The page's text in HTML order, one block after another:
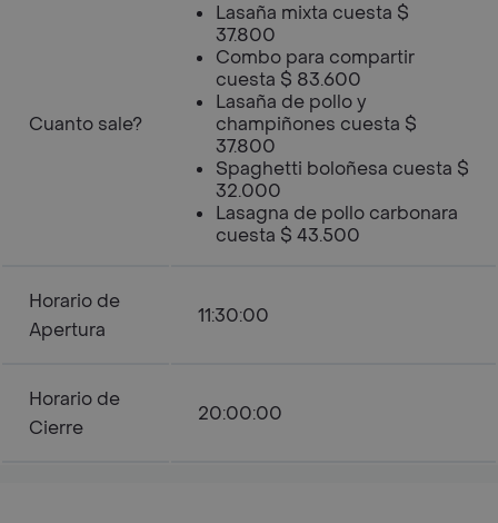
Cuanto sale?
Lasaña mixta cuesta $
37.800
Combo para compartir
cuesta $ 83.600
Lasaña de pollo y
champiñones cuesta $
37.800
Spaghetti boloñesa cuesta $
32.000
Lasagna de pollo carbonara
cuesta $ 43.500
Horario de
Apertura
11:30:00
Horario de
Cierre
20:00:00